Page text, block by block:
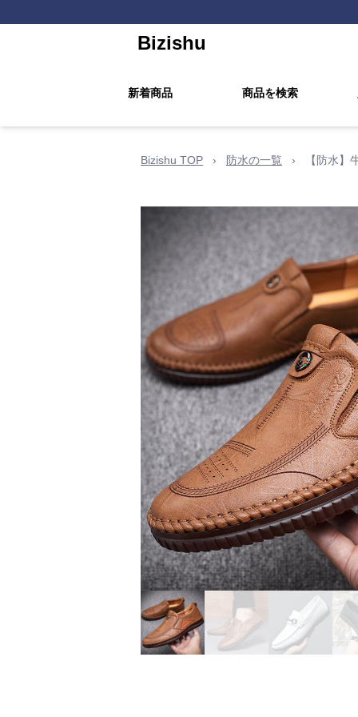
Bizishu
新着商品 商品を検索
Bizishu TOP › 防水の一覧 › 【防水